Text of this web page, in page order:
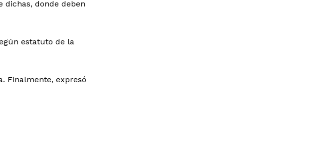
dichas, donde deben
estatuto de la
Finalmente, expresó